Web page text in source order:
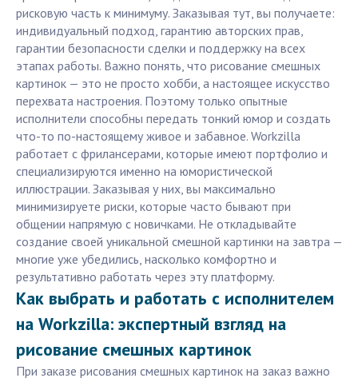
рисковую часть к минимуму. Заказывая тут, вы получаете:
индивидуальный подход, гарантию авторских прав,
гарантии безопасности сделки и поддержку на всех
этапах работы. Важно понять, что рисование смешных
картинок — это не просто хобби, а настоящее искусство
перехвата настроения. Поэтому только опытные
исполнители способны передать тонкий юмор и создать
что-то по-настоящему живое и забавное. Workzilla
работает с фрилансерами, которые имеют портфолио и
специализируются именно на юмористической
иллюстрации. Заказывая у них, вы максимально
минимизируете риски, которые часто бывают при
общении напрямую с новичками. Не откладывайте
создание своей уникальной смешной картинки на завтра —
многие уже убедились, насколько комфортно и
результативно работать через эту платформу.
Как выбрать и работать с исполнителем
на Workzilla: экспертный взгляд на
рисование смешных картинок
При заказе рисования смешных картинок на заказ важно